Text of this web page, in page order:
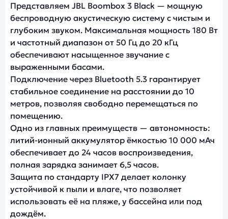
Представляем JBL Boombox 3 Black — мощную
беспроводную акустическую систему с чистым и
глубоким звуком. Максимальная мощность 180 Вт
и частотный диапазон от 50 Гц до 20 кГц
обеспечивают насыщенное звучание с
выраженными басами.
Подключение через Bluetooth 5.3 гарантирует
стабильное соединение на расстоянии до 10
метров, позволяя свободно перемещаться по
помещению.
Одно из главных преимуществ — автономность:
литий-ионный аккумулятор ёмкостью 10 000 мАч
обеспечивает до 24 часов воспроизведения,
полная зарядка занимает 6,5 часов.
Защита по стандарту IPX7 делает колонку
устойчивой к пыли и влаге, что позволяет
использовать её на пляже, у бассейна или под
дождём.